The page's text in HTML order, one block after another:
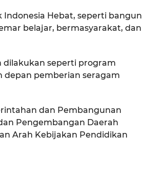
Hebat, seperti bangun
belajar, bermasyarakat, dan
dilakukan seperti program
depan pemberian seragam
dan Pembangunan
Pengembangan Daerah
Arah Kebijakan Pendidikan